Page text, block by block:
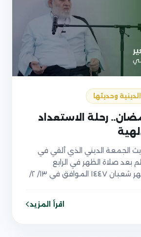
وحديثها
رحلة الاستعداد
الديني الذي ألقي في
بعد صلاة الظهر في الرابع
والعشرين من شهر شعبان ١٤٤٧ الموافق في ١٣/ ٢/
اقرأ المزيد